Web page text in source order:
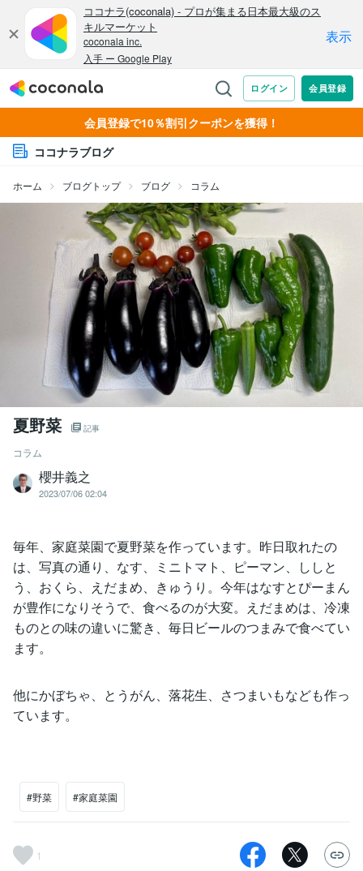
会員登録で10％割引クーポンを獲得！
ココナラブログ
ホーム ブログトップ ブログ コラム
夏野菜 記事
コラム
櫻井義之
2023/07/06 02:04
毎年、家庭菜園で夏野菜を作っています。昨日取れたの
は、写真の通り、なす、ミニトマト、ピーマン、ししと
う、おくら、えだまめ、きゅうり。今年はなすとぴーまん
が豊作になりそうで、食べるのが大変。えだまめは、冷凍
ものとの味の違いに驚き、毎日ビールのつまみで食べてい
ます。
他にかぼちゃ、とうがん、落花生、さつまいもなども作っ
ています。
#野菜 #家庭菜園
1